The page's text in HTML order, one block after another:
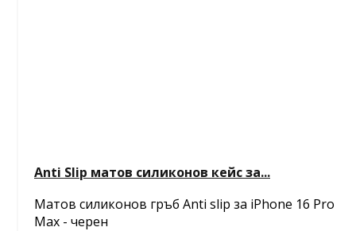
Anti Slip матов силиконов кейс за...
Матов силиконов гръб Anti slip за iPhone 16 Pro
Max - черен